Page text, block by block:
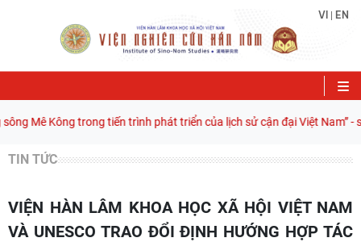
VI EN
Kông trong tiến trình phát triển của lịch sử cận đại Việt Nam” - sách
TIN TỨC
VIỆN HÀN LÂM KHOA HỌC XÃ HỘI VIỆT NAM
VÀ UNESCO TRAO ĐỔI ĐỊNH HƯỚNG HỢP TÁC